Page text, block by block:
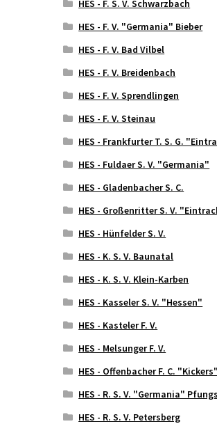
HES - F. S. V. Schwarzbach
HES - F. V. "Germania" Bieber
HES - F. V. Bad Vilbel
HES - F. V. Breidenbach
HES - F. V. Sprendlingen
HES - F. V. Steinau
HES - Frankfurter T. S. G.
HES - Fuldaer S. V. "Germania"
HES - Gladenbacher S. C.
HES - Großenritter S. V.
HES - Hünfelder S. V.
HES - K. S. V. Baunatal
HES - K. S. V. Klein-Karben
HES - Kasseler S. V. "Hessen"
HES - Kasteler F. V.
HES - Melsunger F. V.
HES - Offenbacher F. C. "Kickers"
HES - R. S. V. "Germania"
HES - R. S. V. Petersberg